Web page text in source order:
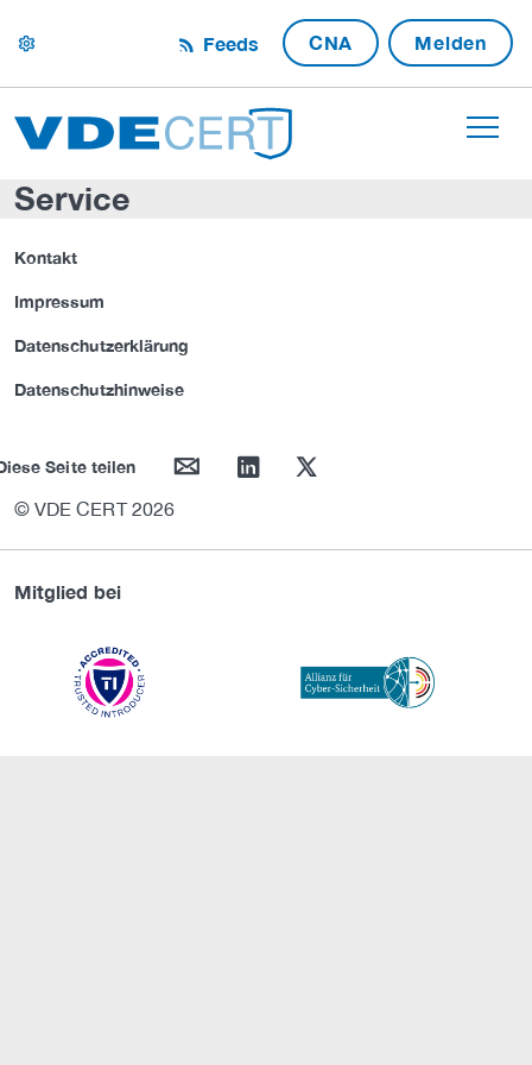
settings Feeds CNA Melden
Service
Kontakt
Impressum
Datenschutzerklärung
Datenschutzhinweise
Seite teilen mail linkedin twitter
© VDE CERT 2026
Mitglied bei